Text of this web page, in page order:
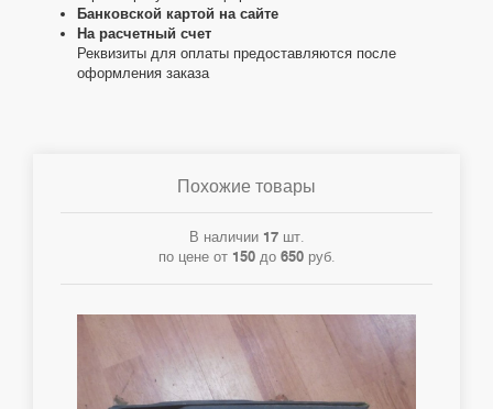
Банковской картой на сайте
На расчетный счет
Реквизиты для оплаты предоставляются после
оформления заказа
Похожие товары
В наличии 17шт.
по цене от 150до 650руб.